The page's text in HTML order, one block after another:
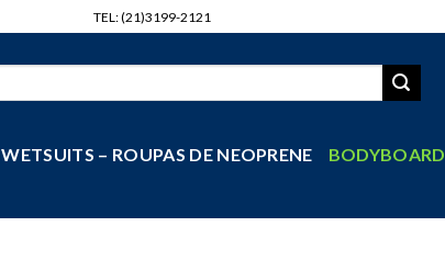
TEL: (21)3199-2121
WETSUITS – ROUPAS DE NEOPRENE BODYBOARD